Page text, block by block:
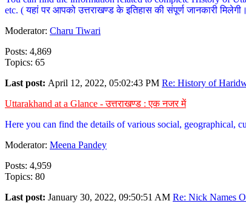
etc. ( यहां पर आपको उत्तराखण्ड के इतिहास की संपूर्ण जानकारी
Moderator: Charu Tiwari
Posts: 4,869
Topics: 65
Last post: April 12, 2022, 05:02:43 PM Re: History of
Uttarakhand at a Glance - उत्तराखण्ड : एक नजर में
Here you can find the details of various social, geographical,
Moderator: Meena Pandey
Posts: 4,959
Topics: 80
Last post: January 30, 2022, 09:50:51 AM Re: Nick Names